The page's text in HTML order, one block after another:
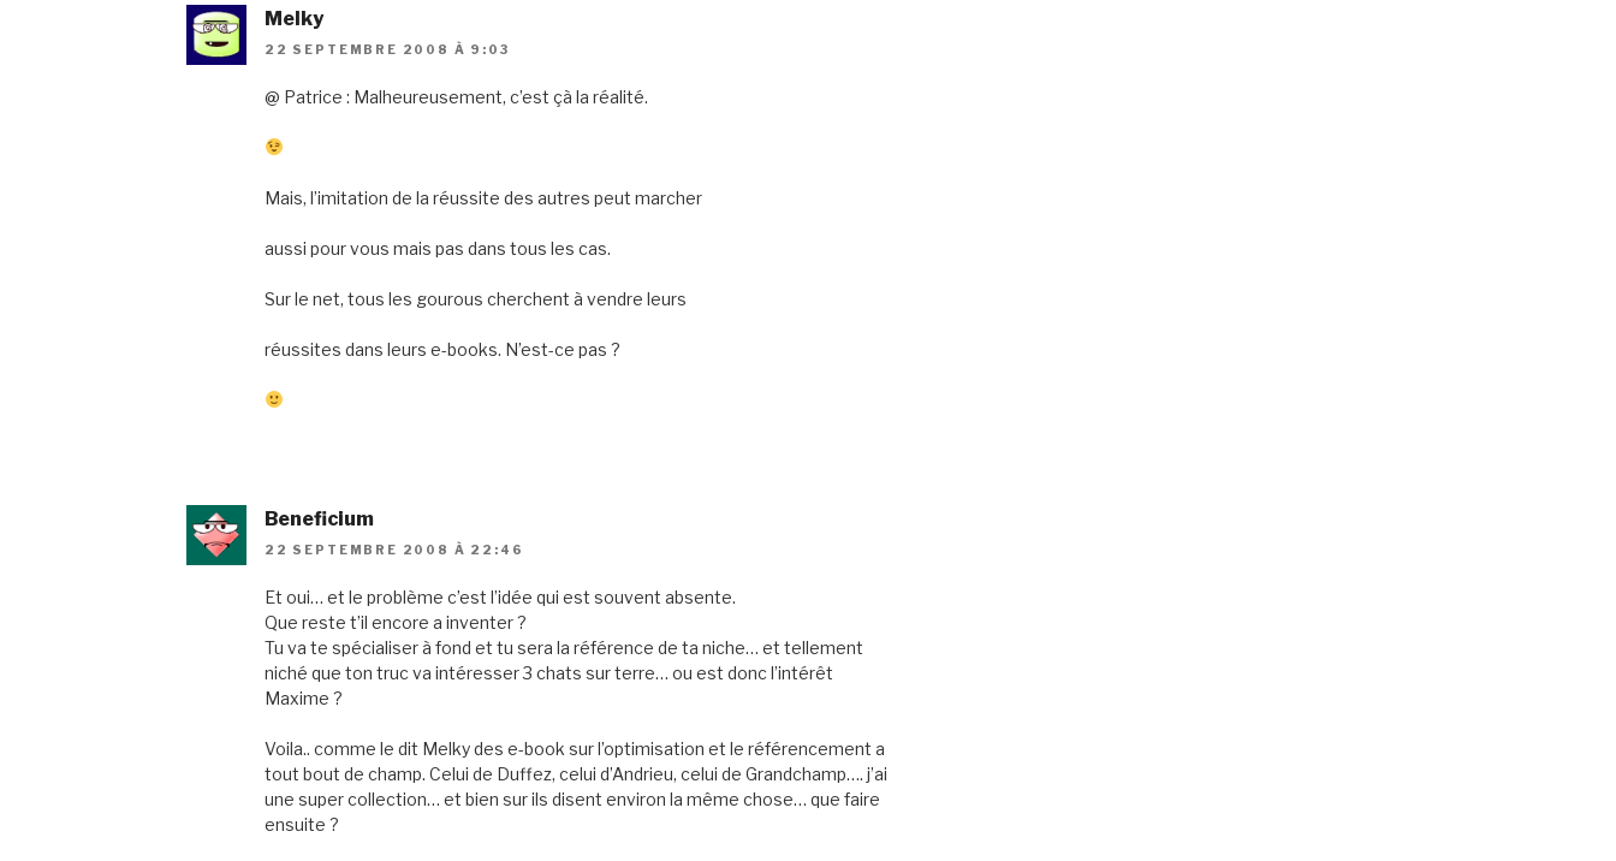
Melky
22 SEPTEMBRE 2008 À 9:03
@ Patrice : Malheureusement, c’est çà la réalité.
Mais, l’imitation de la réussite des autres peut marcher
aussi pour vous mais pas dans tous les cas.
Sur le net, tous les gourous cherchent à vendre leurs
réussites dans leurs e-books. N’est-ce pas ?
Beneficium
22 SEPTEMBRE 2008 À 22:46
Et oui… et le problème c’est l’idée qui est souvent absente.
Que reste t’il encore a inventer ?
Tu va te spécialiser à fond et tu sera la référence de ta niche… et tellement
niché que ton truc va intéresser 3 chats sur terre… ou est donc l’intérêt
Maxime ?
Voila.. comme le dit Melky des e-book sur l’optimisation et le référencement a
tout bout de champ. Celui de Duffez, celui d’Andrieu, celui de Grandchamp…. j’ai
une super collection… et bien sur ils disent environ la même chose… que faire
ensuite ?